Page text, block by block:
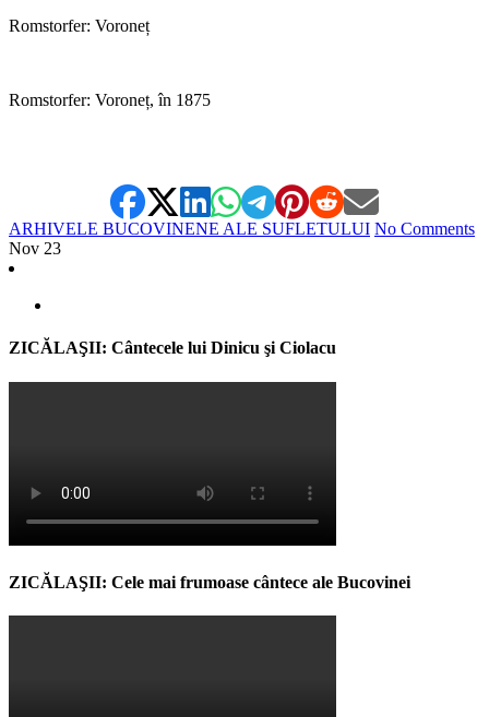
Romstorfer: Voroneț
Romstorfer: Voroneț, în 1875
ARHIVELE BUCOVINENE ALE SUFLETULUI No Comments
Nov 23
ZICĂLAŞII: Cântecele lui Dinicu şi Ciolacu
ZICĂLAŞII: Cele mai frumoase cântece ale Bucovinei